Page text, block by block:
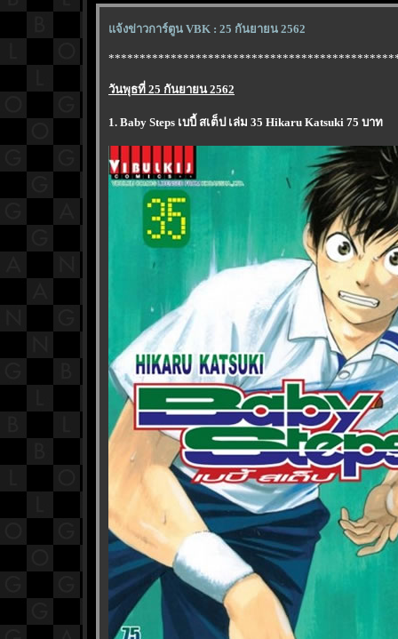
จ้งข่าวการ์ตูน VBK : 25 กันยายน 2562
วันพุธที่ 25 กันยายน 2562
1. Baby Steps เบบี้ สเต็ป เล่ม 35 Hikaru Katsuki 75 บาท